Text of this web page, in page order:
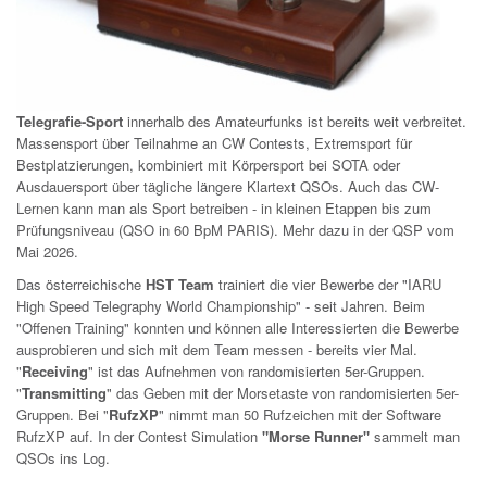
Telegrafie-Sport innerhalb des Amateurfunks ist bereits weit verbreitet.
Massensport über Teilnahme an CW Contests, Extremsport für
Bestplatzierungen, kombiniert mit Körpersport bei SOTA oder
Ausdauersport über tägliche längere Klartext QSOs. Auch das CW-
Lernen kann man als Sport betreiben - in kleinen Etappen bis zum
Prüfungsniveau (QSO in 60 BpM PARIS). Mehr dazu in der QSP vom
Mai 2026.
Das österreichische HST Team trainiert die vier Bewerbe der "IARU
High Speed Telegraphy World Championship" - seit Jahren. Beim
"Offenen Training" konnten und können alle Interessierten die Bewerbe
ausprobieren und sich mit dem Team messen - bereits vier Mal.
"Receiving" ist das Aufnehmen von randomisierten 5er-Gruppen.
"Transmitting" das Geben mit der Morsetaste von randomisierten 5er-
Gruppen. Bei "RufzXP" nimmt man 50 Rufzeichen mit der Software
RufzXP auf. In der Contest Simulation "Morse Runner" sammelt man
QSOs ins Log.